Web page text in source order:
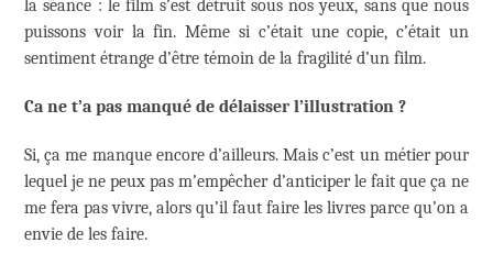
la séance : le film s’est détruit sous nos yeux, sans que nous
puissons voir la fin. Même si c’était une copie, c’était un
sentiment étrange d’être témoin de la fragilité d’un film.
Ca ne t’a pas manqué de délaisser l’illustration ?
Si, ça me manque encore d’ailleurs. Mais c’est un métier pour
lequel je ne peux pas m’empêcher d’anticiper le fait que ça ne
me fera pas vivre, alors qu’il faut faire les livres parce qu’on a
envie de les faire.